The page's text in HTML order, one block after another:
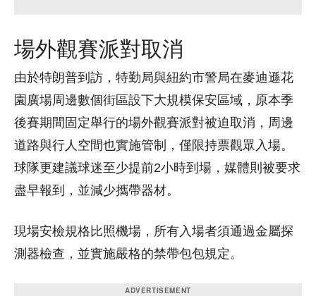
場外觀賽派對取消
由於特朗普到訪，特勤局與紐約市警局在麥迪遜花
園廣場周邊數個街區設下大規模保安區域，原本季
後賽期間固定舉行的場外觀賽派對被迫取消，周邊
道路與行人空間也實施管制，僅限持票觀眾入場。
球隊更建議球迷至少提前2小時到場，媒體則被要求
盡早報到，並減少攜帶器材。
現場安檢規格比照機場，所有入場者須通過金屬探
測器檢查，並實施嚴格的禁帶包包規定。